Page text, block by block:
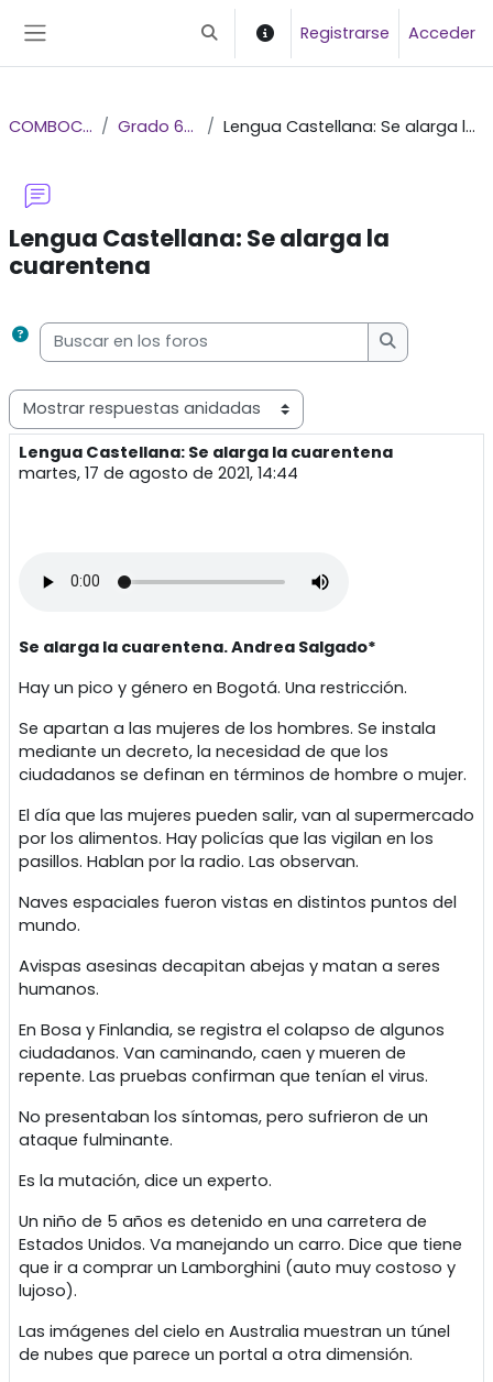
Selector de búsqueda de entrada
Registrarse Acceder
COMBOCARTE Grado 6° a 9° Lengua Castellana: Se alarga la cuarentena
Lengua Castellana: Sealarga la
cuarentena
Buscar en los foros
Buscar en
Mostrar modo
Lengua Castellana: Se alarga la cuarentena
martes, 17 de agosto de 2021, 14:44
Número de respuestas: 29
Se alarga la cuarentena. Andrea Salgado*
Hay un pico y género en Bogotá. Una restricción.
Se apartan a las mujeres de los hombres. Se instala
mediante un decreto, la necesidad de que los
ciudadanos se definan en términos de hombre o mujer.
El día que las mujeres pueden salir, van al supermercado
por los alimentos. Hay policías que las vigilan en los
pasillos. Hablan por la radio. Las observan.
Naves espaciales fueron vistas en distintos puntos del
mundo.
Avispas asesinas decapitan abejas y matan a seres
humanos.
En Bosa y Finlandia, se registra el colapso de algunos
ciudadanos. Van caminando, caen y mueren de
repente. Las pruebas confirman que tenían el virus.
No presentaban los síntomas, pero sufrieron de un
ataque fulminante.
Es la mutación, dice un experto.
Un niño de 5 años es detenido en una carretera de
Estados Unidos. Va manejando un carro. Dice que tiene
que ir a comprar un Lamborghini (auto muy costoso y
lujoso).
Las imágenes del cielo en Australia muestran un túnel
de nubes que parece un portal a otra dimensión.